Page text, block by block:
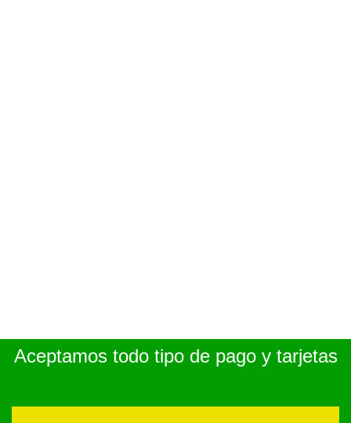
Aceptamos todo tipo de pago y tarjetas